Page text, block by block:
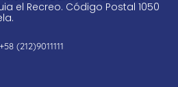
el Recreo. Código Postal 1050
​(212)9011111